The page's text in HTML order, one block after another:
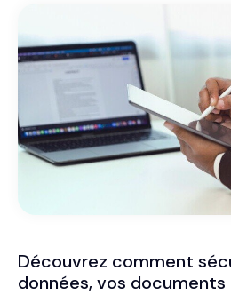
Découvrez comment
données, vos